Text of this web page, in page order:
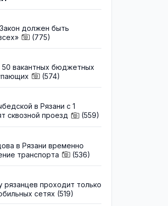
должен быть
(775)
вакантных бюджетных
(574)
в Рязани с 1
сквозной проезд
(559)
в Рязани временно
транспорта
(536)
рязанцев проходит только
сетях (519)